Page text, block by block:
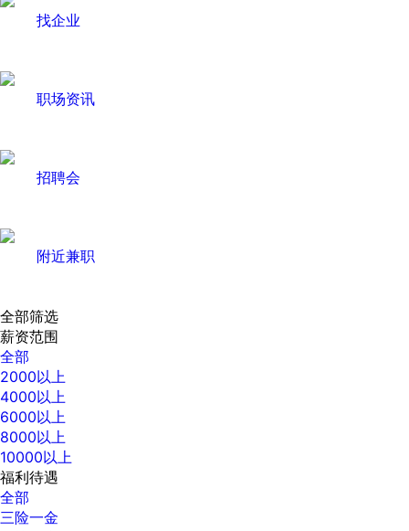
找企业
职场资讯
招聘会
附近兼职
全部筛选
薪资范围
全部
2000以上
4000以上
6000以上
8000以上
10000以上
福利待遇
全部
三险一金